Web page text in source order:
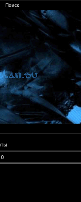
Поиск
0